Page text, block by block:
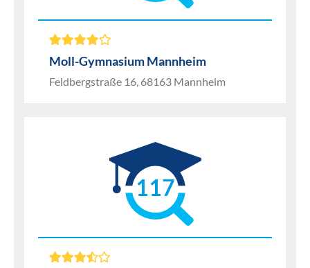
Moll-Gymnasium Mannheim
Feldbergstraße 16, 68163 Mannheim
117